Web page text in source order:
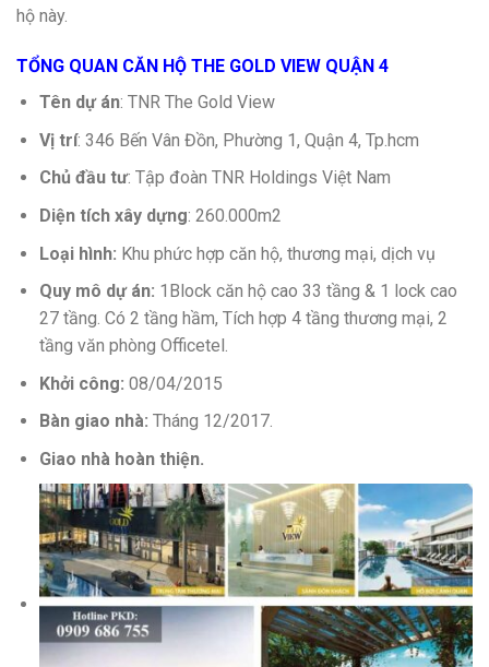
hộ này.
TỔNG QUAN CĂN HỘ THE GOLD VIEW QUẬN 4
Tên dự án: TNR The Gold View
Vị trí: 346 Bến Vân Đồn, Phường 1, Quận 4, Tp.hcm
Chủ đầu tư: Tập đoàn TNR Holdings Việt Nam
Diện tích xây dựng: 260.000m2
Loại hình: Khu phức hợp căn hộ, thương mại, dịch vụ
Quy mô dự án: 1Block căn hộ cao 33 tầng & 1 lock cao
27 tầng. Có 2 tầng hầm, Tích hợp 4 tầng thương mại, 2
tầng văn phòng Officetel.
Khởi công: 08/04/2015
Bàn giao nhà: Tháng 12/2017.
Giao nhà hoàn thiện.